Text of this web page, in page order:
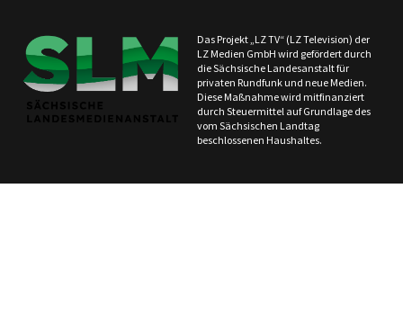
Das Projekt „LZ TV“ (LZ Television) der
LZ Medien GmbH wird gefördert durch
die Sächsische Landesanstalt für
privaten Rundfunk und neue Medien.
Diese Maßnahme wird mitfinanziert
durch Steuermittel auf Grundlage des
vom Sächsischen Landtag
beschlossenen Haushaltes.